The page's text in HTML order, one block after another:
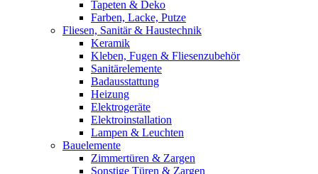
Tapeten & Deko
Farben, Lacke, Putze
Fliesen, Sanitär & Haustechnik
Keramik
Kleben, Fugen & Fliesenzubehör
Sanitärelemente
Badausstattung
Heizung
Elektrogeräte
Elektroinstallation
Lampen & Leuchten
Bauelemente
Zimmertüren & Zargen
Sonstige Türen & Zargen